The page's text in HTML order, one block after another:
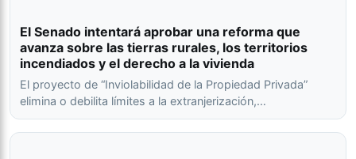
El Senado intentará aprobar una reforma que
avanza sobre las tierras rurales, los territorios
incendiados y el derecho a la vivienda
El proyecto de “Inviolabilidad de la Propiedad Privada”
elimina o debilita límites a la extranjerización,…